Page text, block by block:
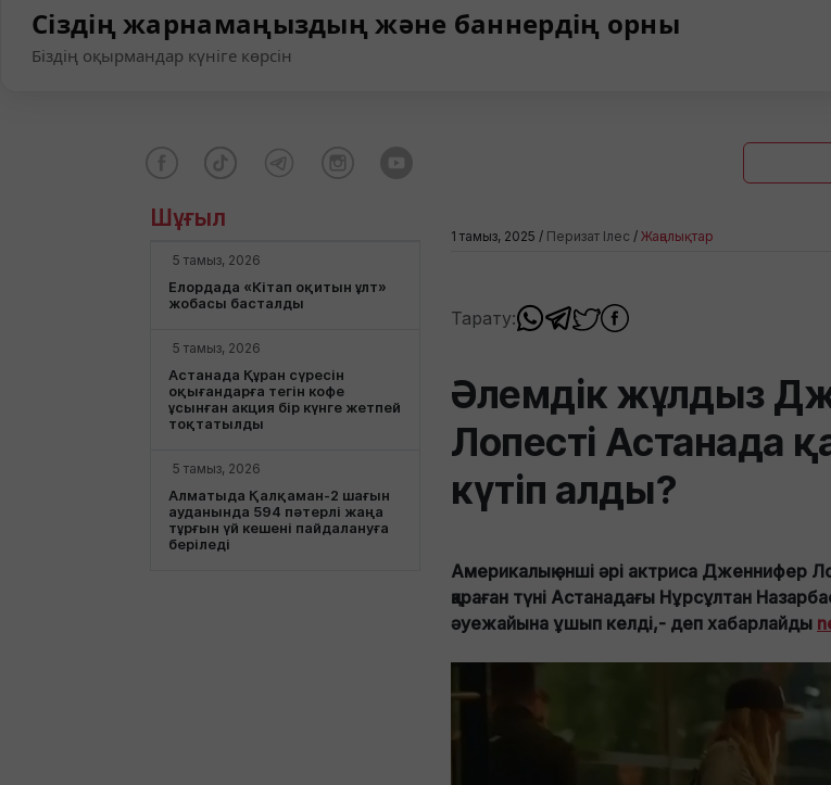
Сіздің жарнамаңыздың және баннердің орны
Біздің оқырмандар күніге көрсін
Шұғыл
5 тамыз, 2026
Елордада «Кітап оқитын ұлт»
жобасы басталды
5 тамыз, 2026
Астанада Құран сүресін
оқығандарға тегін кофе
ұсынған акция бір күнге жетпей
тоқтатылды
5 тамыз, 2026
Алматыда Қалқаман-2 шағын
ауданында 594 пәтерлі жаңа
тұрғын үй кешені пайдалануға
беріледі
1 тамыз, 2025 / Перизат Ілес / Жаңалықтар
Тарату:
Әлемдік жұлдыз
Лопесті Астанада
күтіп алды?
Америкалық әнші әрі актриса Дженнифер
қараған түні Астанадағы Нұрсұлтан
әуежайына ұшып келді,- деп хабарлайды